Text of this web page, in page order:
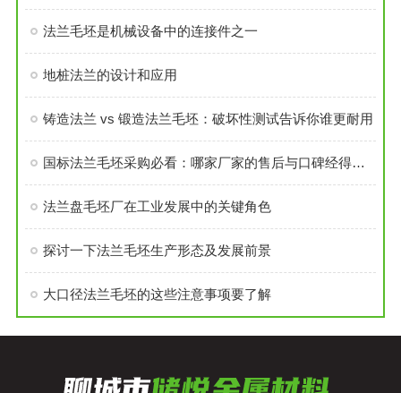
法兰毛坯是机械设备中的连接件之一
地桩法兰的设计和应用
铸造法兰 vs 锻造法兰毛坯：破坏性测试告诉你谁更耐用
国标法兰毛坯采购必看：哪家厂家的售后与口碑经得起考验？
法兰盘毛坯厂在工业发展中的关键角色
探讨一下法兰毛坯生产形态及发展前景
大口径法兰毛坯的这些注意事项要了解